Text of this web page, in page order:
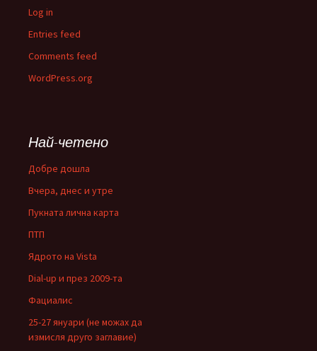
Log in
Entries feed
Comments feed
WordPress.org
Най-четено
Добре дошла
Вчера, днес и утре
Пукната лична карта
ПТП
Ядрото на Vista
Dial-up и през 2009-та
Фациалис
25-27 януари (не можах да
измисля друго заглавие)